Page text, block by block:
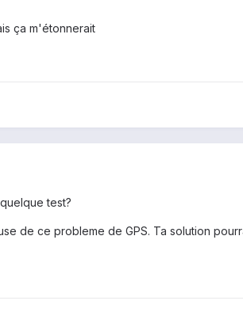
ça m'étonnerait
test?
de ce probleme de GPS. Ta solution